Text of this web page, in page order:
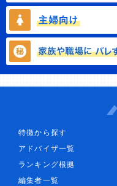
特徴から探す
アドバイザ一覧
ランキング根拠
編集者一覧